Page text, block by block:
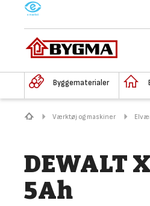
M
Byggematerialer
Værktøj og maskiner
DEWALT
5Ah